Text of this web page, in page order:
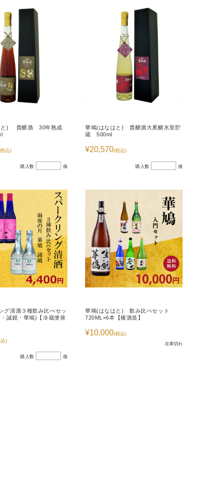
と) 貴醸酒 30年熟成
込)
購入数 個
華鳩(はなはと) 貴醸酒大累醸氷室貯
蔵 500ml
¥20,570(税込)
購入数 個
グ清酒３種飲み比べセッ
・誠鏡・華鳩)【冷蔵便発
)
購入数 個
華鳩(はなはと) 飲み比べセット
720ML×6本【榎酒造】
¥10,000(税込)
在庫切れ